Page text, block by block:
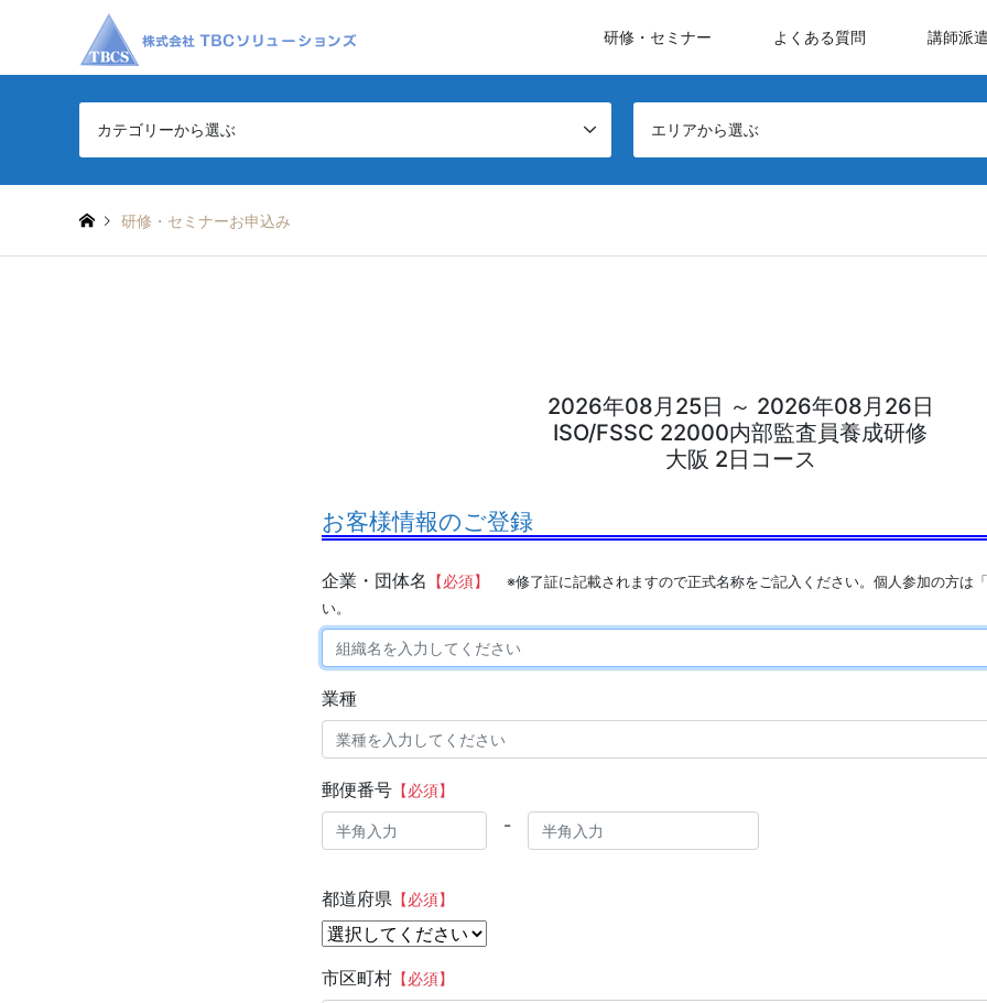
研修・セミナー よくある質問 講師派
カテゴリーから選ぶ エリアから選ぶ
研修・セミナーお申込み
2026年08月25日 ～ 2026年08月26日
ISO/FSSC 22000内部監査員養成研修
大阪 2日コース
お客様情報のご登録
企業・団体名 【必須】
※修了証に記載されますので正式名称をご記入ください。個人参加の方は
い。
業種
郵便番号 【必須】
-
都道府県 【必須】
市区町村 【必須】